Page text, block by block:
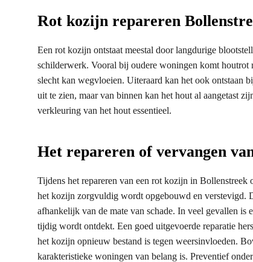
Rot kozijn repareren
Een rot kozijn ontstaat meestal door langdurige
schilderwerk. Vooral bij oudere woningen komt
slecht kan wegvloeien. Uiteraard kan het ook ontstaan
uit te zien, maar van binnen kan het hout al aangetast
verkleuring van het hout essentieel.
Het repareren of vervangen
Tijdens het repareren van een rot kozijn in
het kozijn zorgvuldig wordt opgebouwd en verstevigd.
afhankelijk van de mate van schade. In veel gevallen is
tijdig wordt ontdekt. Een goed uitgevoerde reparatie
het kozijn opnieuw bestand is tegen weersinvloeden.
karakteristieke woningen van belang is. Preventief